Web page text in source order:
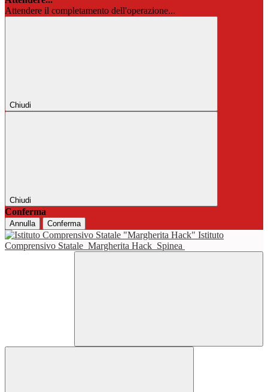
Attendere il completamento dell'operazione...
Chiudi
Chiudi
Conferma
Annulla Conferma
Istituto
Comprensivo Statale Margherita Hack Spinea